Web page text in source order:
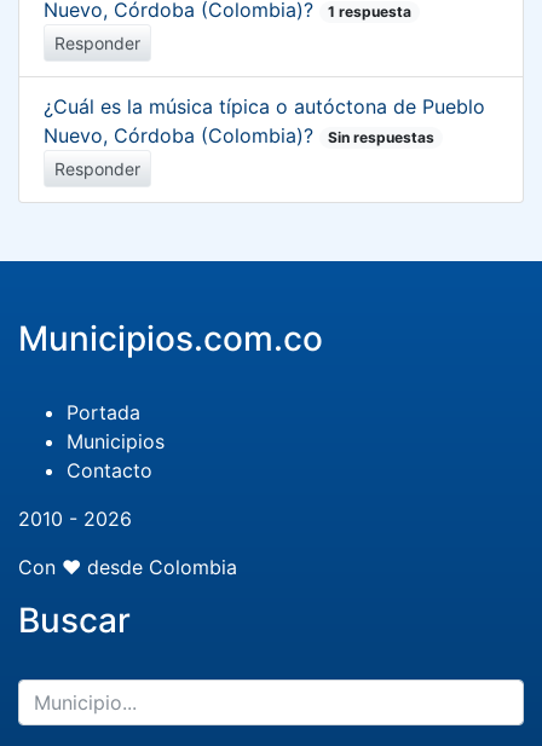
Nuevo, Córdoba (Colombia)?
1 respuesta
Responder
¿Cuál es la música típica o autóctona de Pueblo
Nuevo, Córdoba (Colombia)?
Sin respuestas
Responder
Municipios.com.co
Portada
Municipios
Contacto
2010 - 2026
Con ❤️ desde Colombia
Buscar